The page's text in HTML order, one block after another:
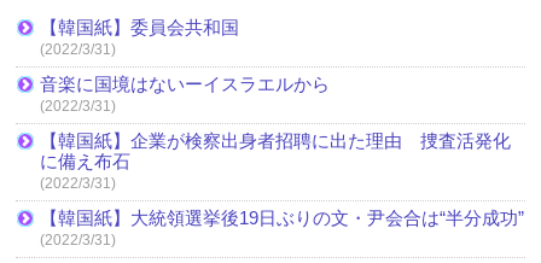
【韓国紙】委員会共和国
(2022/3/31)
音楽に国境はないーイスラエルから
(2022/3/31)
【韓国紙】企業が検察出身者招聘に出た理由 捜査活発化
に備え布石
(2022/3/31)
【韓国紙】大統領選挙後19日ぶりの文・尹会合は“半分成功”
(2022/3/31)